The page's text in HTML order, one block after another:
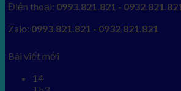
Điện thoại: 0993.821.821 - 0932.821.821
Zalo: 0993.821.821 - 0932.821.821
Bài viết mới
14